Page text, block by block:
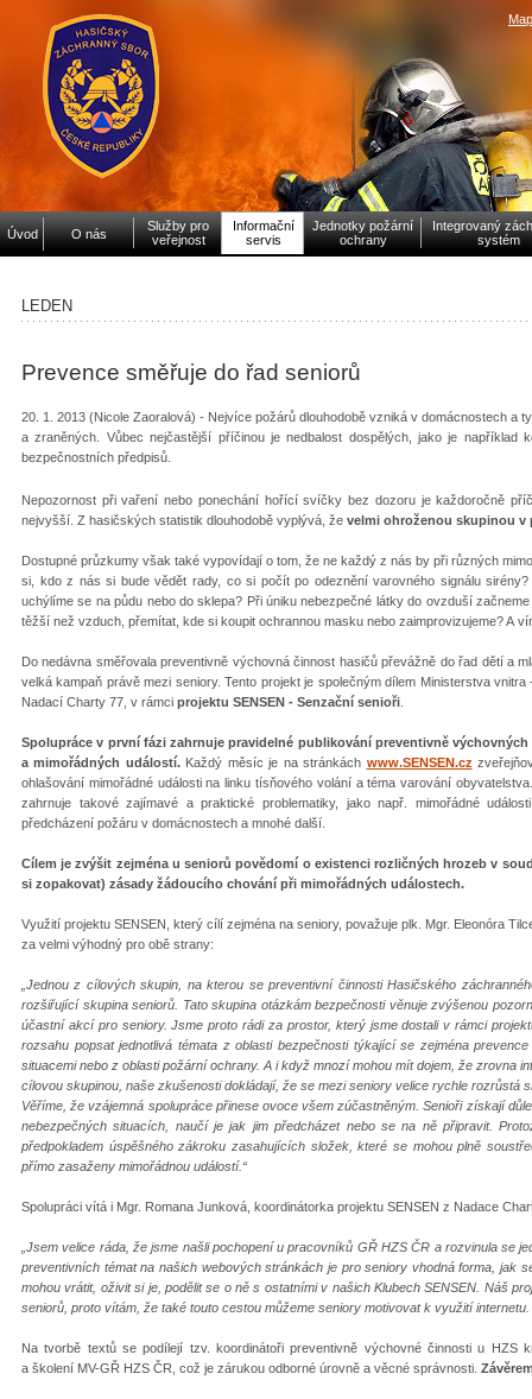
Úvod O nás
Služby pro
veřejnost
Informační
servis
Jednotky požární
ochrany
Integrovaný
systém
LEDEN
Prevence směřuje do řad seniorů
20. 1. 2013 (Nicole Zaoralová) - Nejvíce požárů dlouhodobě vzniká v domácnostech a
a zraněných. Vůbec nejčastější příčinou je nedbalost dospělých, jako je například
bezpečnostních předpisů.
Nepozornost při vaření nebo ponechání hořící svíčky bez dozoru je každoročně
nejvyšší. Z hasičských statistik dlouhodobě vyplývá, že velmi ohroženou skupinou v
Dostupné průzkumy však také vypovídají o tom, že ne každý z nás by při různých
si, kdo z nás si bude vědět rady, co si počít po odeznění varovného signálu
uchýlíme se na půdu nebo do sklepa? Při úniku nebezpečné látky do ovzduší
těžší než vzduch, přemítat, kde si koupit ochrannou masku nebo zaimprovizujeme? A
Do nedávna směřovala preventivně výchovná činnost hasičů převážně do řad dětí a
velká kampaň právě mezi seniory. Tento projekt je společným dílem Ministerstva
Nadací Charty 77, v rámci projektu SENSEN - Senzační senioři
Spolupráce v první fázi zahrnuje pravidelné publikování preventivně
a mimořádných událostí.Každý měsíc je na stránkách www.SENSEN.cz
ohlašování mimořádné události na linku tísňového volání a téma varování
zahrnuje takové zajímavé a praktické problematiky, jako např. mimořádné
předcházení požáru v domácnostech a mnohé další.
Cílem je zvýšit zejména u seniorů povědomí o existenci rozličných hrozeb v
si zopakovat) zásady žádoucího chování při mimořádných událostech.
Využití projektu SENSEN, který cílí zejména na seniory, považuje plk. Mgr. Eleonóra
za velmi výhodný pro obě strany:
„Jednou z cílových skupin, na kterou se preventivní činnosti Hasičského
rozšiřující skupina seniorů. Tato skupina otázkám bezpečnosti věnuje zvýšenou
účastní akcí pro seniory. Jsme proto rádi za prostor, který jsme dostali v rámci
rozsahu popsat jednotlivá témata z oblasti bezpečnosti týkající se zejména
situacemi nebo z oblasti požární ochrany. A i když mnozí mohou mít dojem, že zrovna
cílovou skupinou, naše zkušenosti dokládají, že se mezi seniory velice rychle rozrůstá
Věříme, že vzájemná spolupráce přinese ovoce všem zúčastněným. Senioři získají
nebezpečných situacích, naučí je jak jim předcházet nebo se na ně připravit.
předpokladem úspěšného zákroku zasahujících složek, které se mohou plně
přímo zasaženy mimořádnou událostí.“
Spolupráci vítá i Mgr. Romana Junková, koordinátorka projektu SENSEN z Nadace
„Jsem velice ráda, že jsme našli pochopení u pracovníků GŘ HZS ČR a rozvinula se
preventivních témat na našich webových stránkách je pro seniory vhodná forma, jak
mohou vrátit, oživit si je, podělit se o ně s ostatními v našich Klubech SENSEN. Náš
seniorů, proto vítám, že také touto cestou můžeme seniory motivovat k využití internetu.
Na tvorbě textů se podílejí tzv. koordinátoři preventivně výchovné činnosti u HZS
a školení MV-GŘ HZS ČR, což je zárukou odborné úrovně a věcné správnosti.